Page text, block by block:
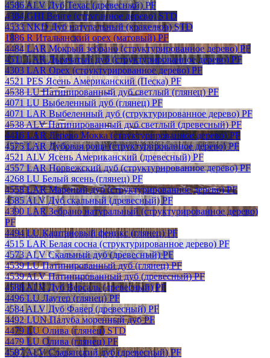
4586 ALV Дуб Техас (древесный) PF
4384 GHI Венге (струганное дерево) STD
4533 NKD Дуб натуральный (кракелюр) STD
1886 R Итальянский орех (матовый) PF
4484 LAR Мокрый зебрано (структурированное дерево) PF
4511 LAR Дымчатый дуб (структурированное дерево) PF
4303 LAR Орех (структурированное дерево) PF
4521 PES Ясень Американский (Песка) PF
4538 LU Патинированный дуб светлый (глянец) PF
4071 LU Выбеленный дуб (глянец) PF
4071 LAR Выбеленный дуб (структурированное дерево) PF
4538 ALV Патинированный дуб светлый (древесный) PF
4416 LAR Дерево Мокка (структурированное дерево) PF
4575 LAR Дубовая роща (структурированное дерево) PF
4521 ALV Ясень Американский (древесный) PF
4557 LAR Норвежский дуб (структурированное дерево) PF
4268 LU Белый ясень (глянец) PF
4558 LAR Мареный дуб (структурированное дерево) PF
4585 ALV Дуб скальный (древесный) PF
4390 LAR Зебрано натуральный (структурированное дерево)
PF
4494 LU Каштановый феникс (глянец) PF
4515 LAR Белая сосна (структурированное дерево) PF
4573 ALV Скальный дуб (древесный) PF
4539 LU Патинированный дуб (глянец) PF
4539 ALV Патинированный дуб (древесный) PF
4588 ALV Дуб Версаль (древесный) PF
4496 LU Лаутер (глянец) PF
4584 ALV Дуб Фавер (древесный) PF
4492 LUN Палуба моренный дуб PF
4479 LU Олива (глянец) STD
4479 LU Олива (глянец) PF
4587 ALV Славянский дуб (древесный) PF